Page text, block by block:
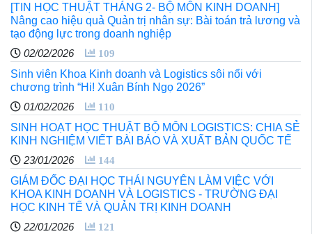
[TIN HỌC THUẬT THÁNG 2- BỘ MÔN KINH DOANH]
Nâng cao hiệu quả Quản trị nhân sự: Bài toán trả lương và
tạo động lực trong doanh nghiệp
02/02/2026
109
Sinh viên Khoa Kinh doanh và Logistics sôi nổi với
chương trình “Hi! Xuân Bính Ngọ 2026”
01/02/2026
110
SINH HOẠT HỌC THUẬT BỘ MÔN LOGISTICS: CHIA SẺ
KINH NGHIỆM VIẾT BÀI BÁO VÀ XUẤT BẢN QUỐC TẾ
23/01/2026
144
GIÁM ĐỐC ĐẠI HỌC THÁI NGUYÊN LÀM VIỆC VỚI
KHOA KINH DOANH VÀ LOGISTICS - TRƯỜNG ĐẠI
HỌC KINH TẾ VÀ QUẢN TRỊ KINH DOANH
22/01/2026
121